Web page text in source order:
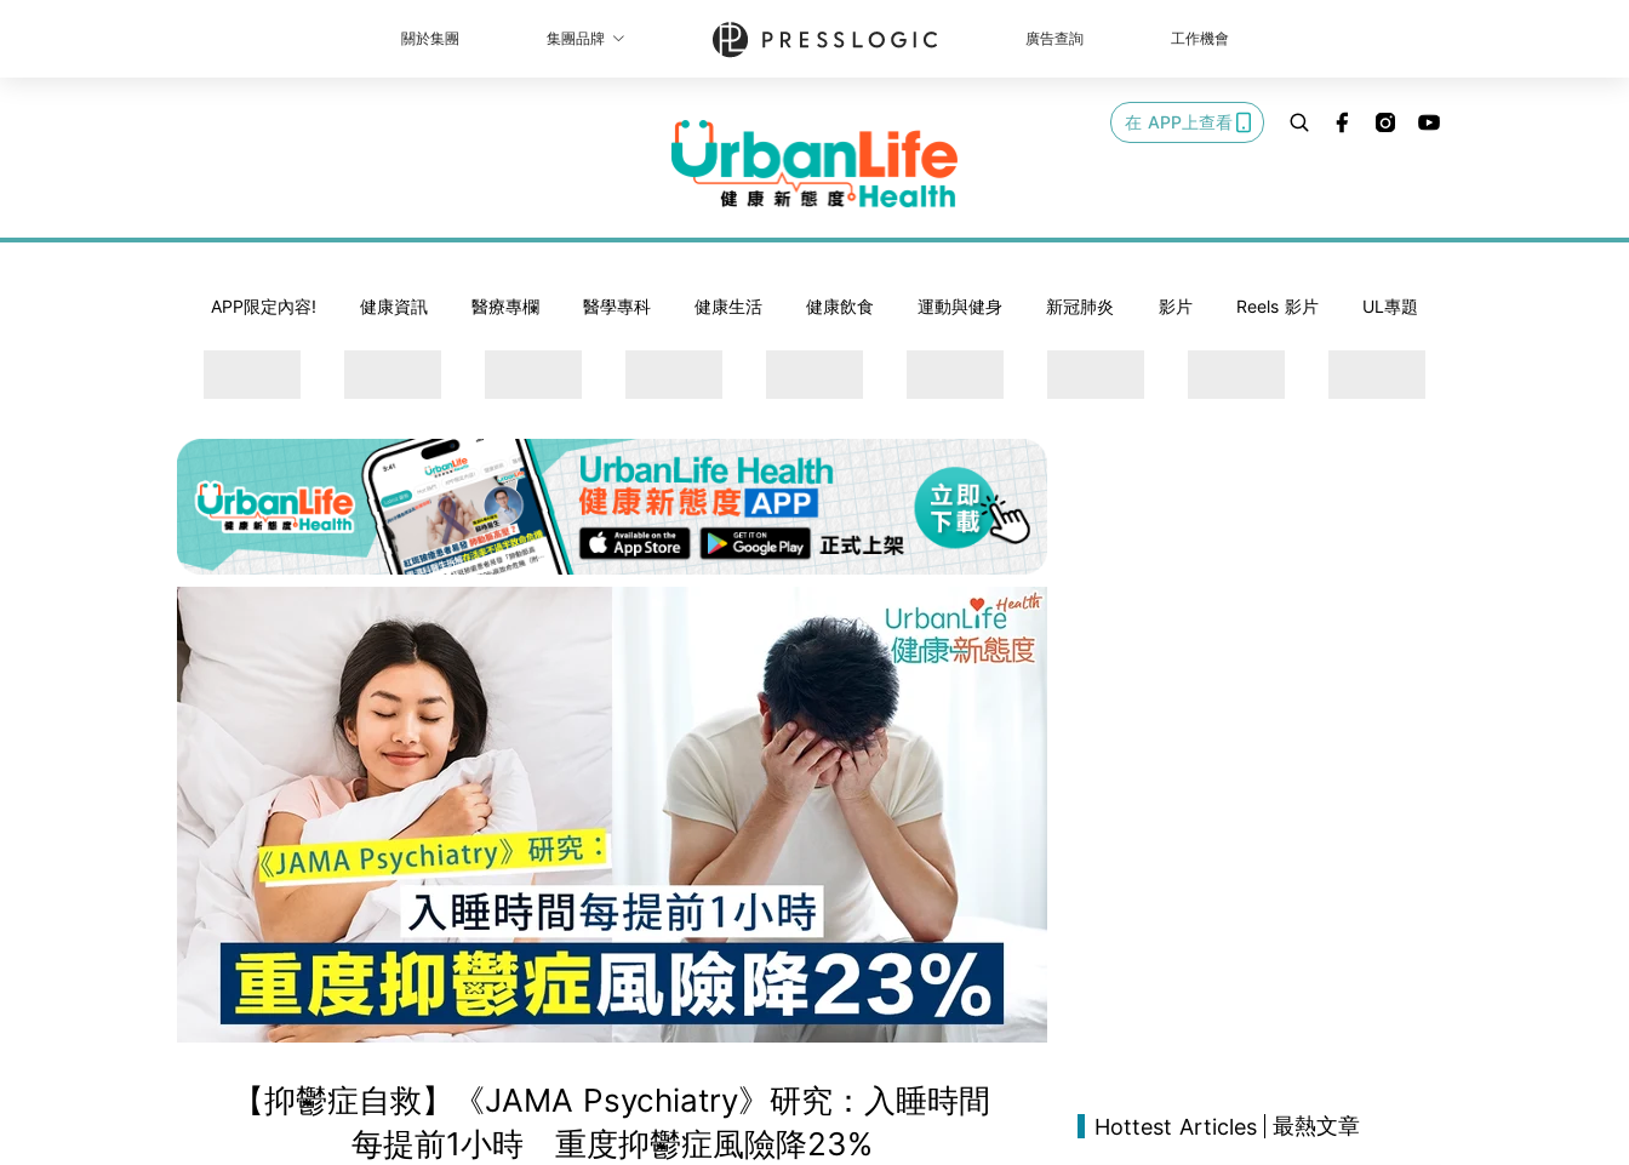
關於集團 集團品牌 廣告查詢 工作機會
在 APP上查看
APP限定內容! 健康資訊 醫療專欄 醫學專科 健康生活 健康飲食 運動與健身 新冠肺炎 影片 Reels 影片 UL專題
【抑鬱症自救】《JAMA Psychiatry》研究：入睡時間
每提前1小時 重度抑鬱症風險降23%
Hottest Articles 最熱文章